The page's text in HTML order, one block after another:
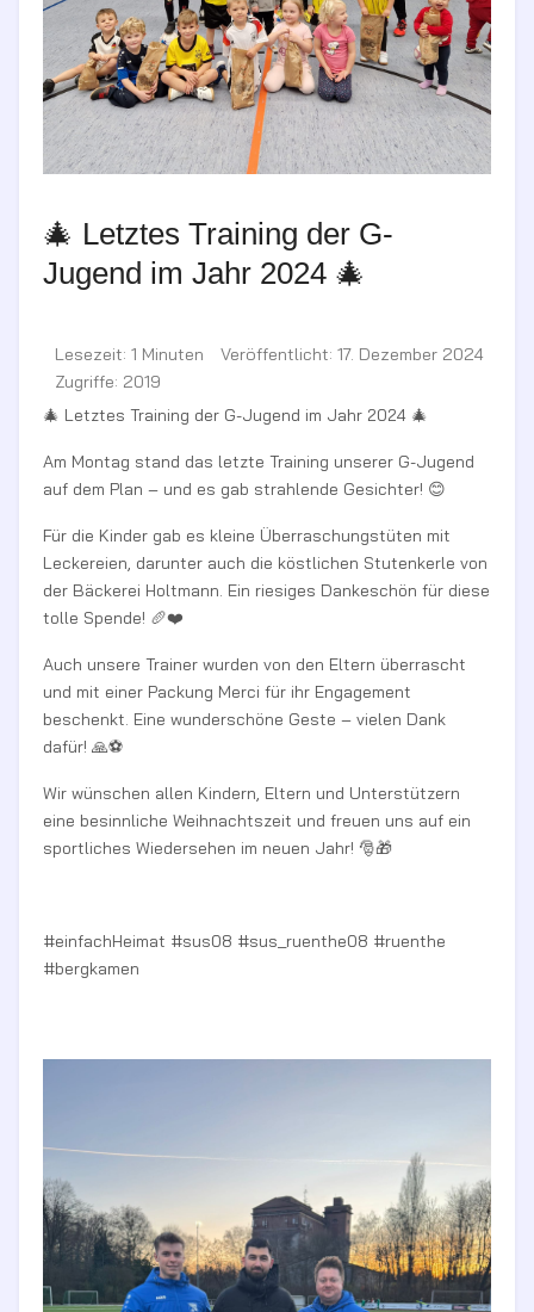
🎄 Letztes Training der G-
Jugend im Jahr 2024 🎄
Lesezeit: 1 Minuten
Veröffentlicht: 17. Dezember 2024
Zugriffe: 2019
🎄 Letztes Training der G-Jugend im Jahr 2024 🎄
Am Montag stand das letzte Training unserer G-Jugend
auf dem Plan – und es gab strahlende Gesichter! 😊
Für die Kinder gab es kleine Überraschungstüten mit
Leckereien, darunter auch die köstlichen Stutenkerle von
der Bäckerei Holtmann. Ein riesiges Dankeschön für diese
tolle Spende! 🥖❤️
Auch unsere Trainer wurden von den Eltern überrascht
und mit einer Packung Merci für ihr Engagement
beschenkt. Eine wunderschöne Geste – vielen Dank
dafür! 🙏⚽
Wir wünschen allen Kindern, Eltern und Unterstützern
eine besinnliche Weihnachtszeit und freuen uns auf ein
sportliches Wiedersehen im neuen Jahr! 🎅🎁
#einfachHeimat #sus08 #sus_ruenthe08 #ruenthe
#bergkamen